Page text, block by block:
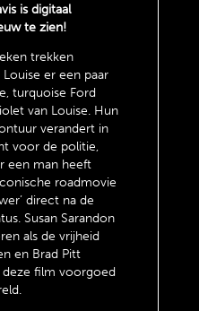
is digitaal
te zien!
trekken
er een paar
turquoise Ford
van Louise. Hun
verandert in
voor de politie,
een man heeft
roadmovie
direct na de
Susan Sarandon
als de vrijheid
en Brad Pitt
film voorgoed